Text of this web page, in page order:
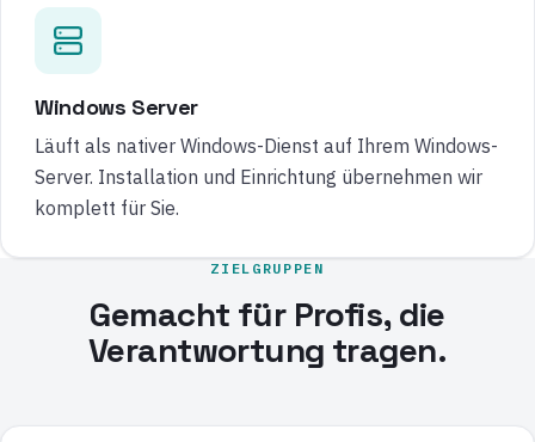
Windows Server
Läuft als nativer Windows-Dienst auf Ihrem Windows-
Server. Installation und Einrichtung übernehmen wir
komplett für Sie.
ZIELGRUPPEN
Gemacht für Profis, die
Verantwortung tragen.